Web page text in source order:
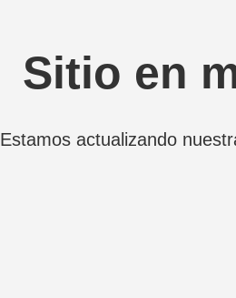
Sitio en
Estamos actualizando